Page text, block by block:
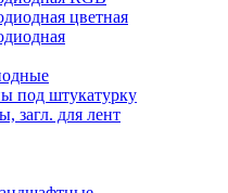
цветная
под штукатурку
загл. для лент